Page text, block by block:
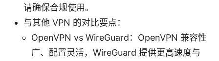
请确保合规使用。
与其他 VPN 的对比要点：
OpenVPN vs WireGuard：OpenVPN 兼容性
广、配置灵活，WireGuard 提供更高速度与